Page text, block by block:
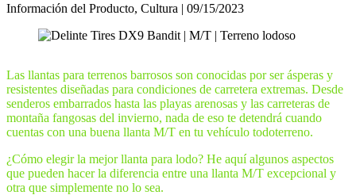
Información del Producto, Cultura | 09/15/2023
Las llantas para terrenos barrosos son conocidas por ser ásperas y
resistentes diseñadas para condiciones de carretera extremas. Desde
senderos embarrados hasta las playas arenosas y las carreteras de
montaña fangosas del invierno, nada de eso te detendrá cuando
cuentas con una buena llanta M/T en tu vehículo todoterreno.
¿Cómo elegir la mejor llanta para lodo? He aquí algunos aspectos
que pueden hacer la diferencia entre una llanta M/T excepcional y
otra que simplemente no lo sea.